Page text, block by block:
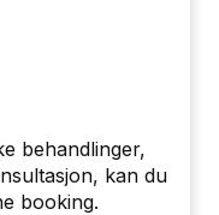
behandlinger,
kan du
booking.